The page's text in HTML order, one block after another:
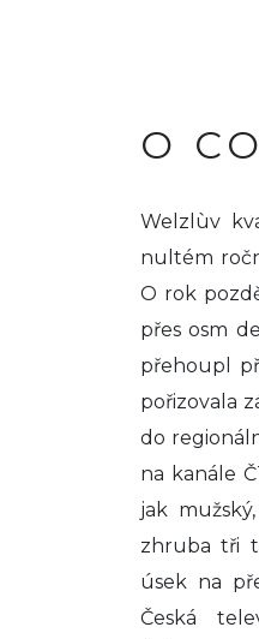
O
Welzlùv
nultém
O rok
přes osm
přehoupl
pořizovala
do
na kanále
jak
zhruba tři
úsek na
Česká